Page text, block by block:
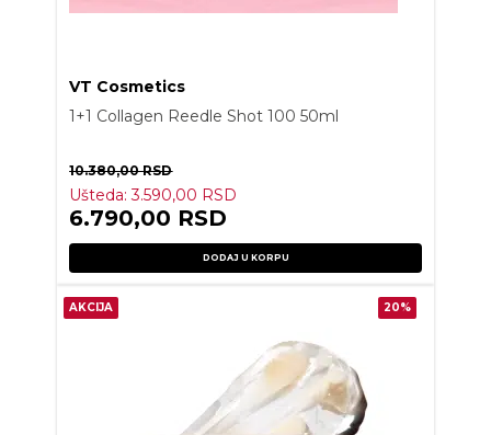
VT Cosmetics
1+1 Collagen Reedle Shot 100 50ml
10.380,00RSD
Ušteda:3.590,00 RSD
6.790,00 RSD
DODAJ U KORPU
AKCIJA 20%